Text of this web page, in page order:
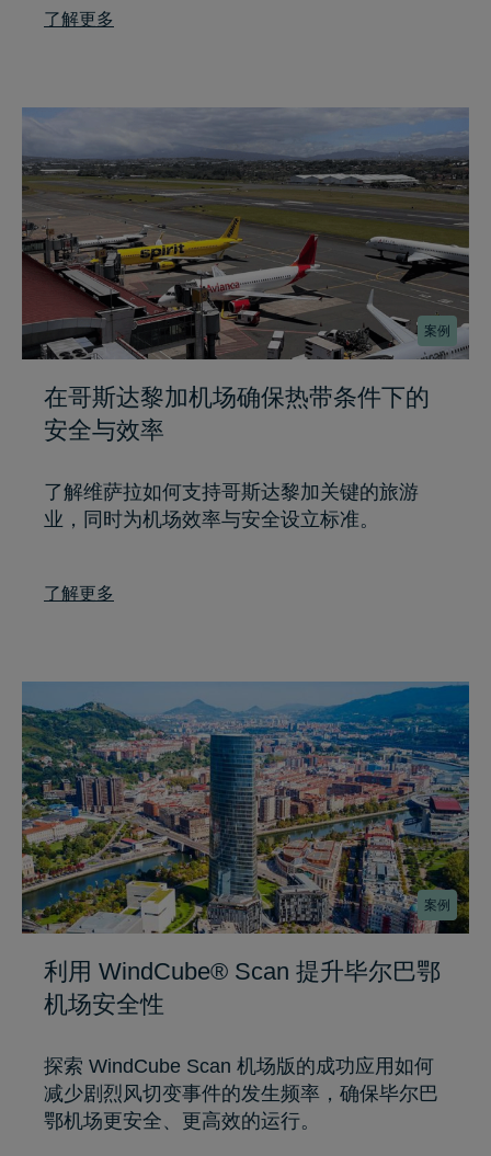
了解更多
案例
在哥斯达黎加机场确保热带条件下的
安全与效率
了解维萨拉如何支持哥斯达黎加关键的旅游
业，同时为机场效率与安全设立标准。
了解更多
案例
利用 WindCube® Scan 提升毕尔巴鄂
机场安全性
探索 WindCube Scan 机场版的成功应用如何
减少剧烈风切变事件的发生频率，确保毕尔巴
鄂机场更安全、更高效的运行。